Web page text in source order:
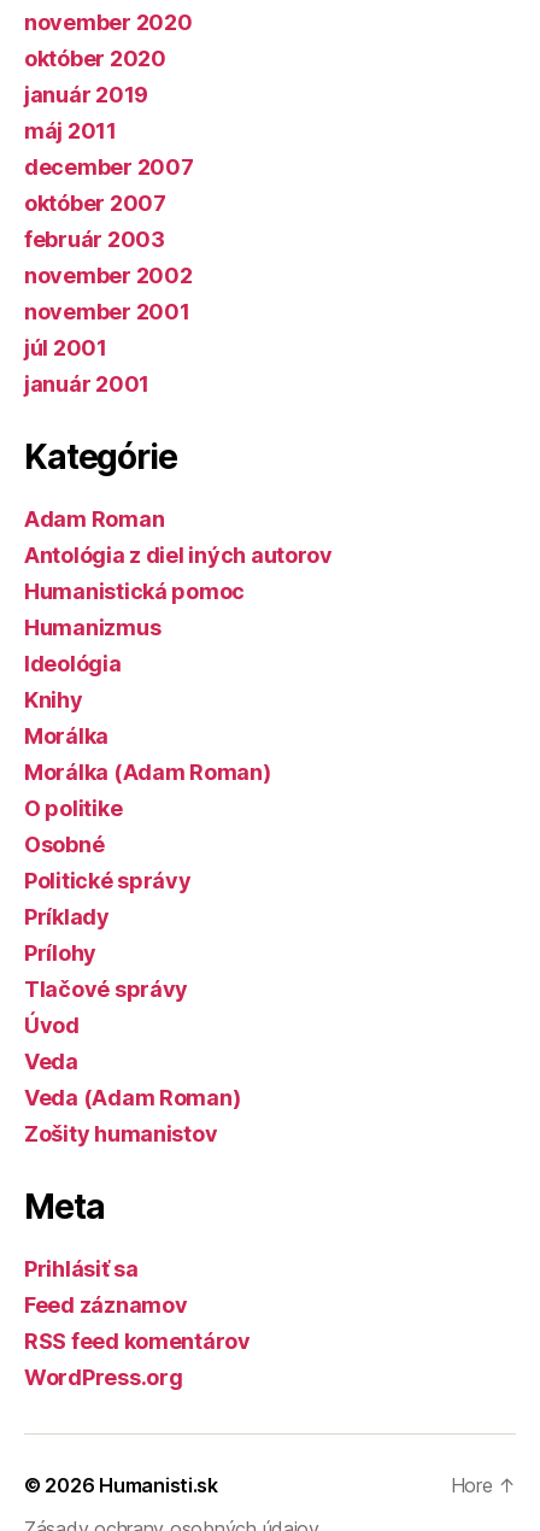
november 2020
október 2020
január 2019
máj 2011
december 2007
október 2007
február 2003
november 2002
november 2001
júl 2001
január 2001
Kategórie
Adam Roman
Antológia z diel iných autorov
Humanistická pomoc
Humanizmus
Ideológia
Knihy
Morálka
Morálka (Adam Roman)
O politike
Osobné
Politické správy
Príklady
Prílohy
Tlačové správy
Úvod
Veda
Veda (Adam Roman)
Zošity humanistov
Meta
Prihlásiť sa
Feed záznamov
RSS feed komentárov
WordPress.org
© 2026 Humanisti.sk
Hore ↑